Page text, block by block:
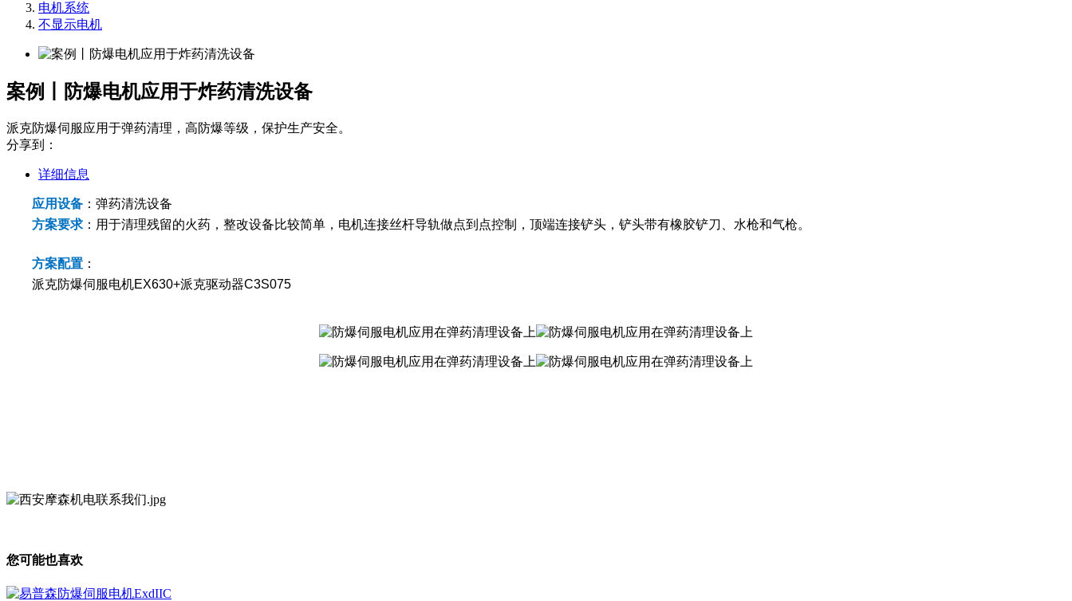
电机系统
不显示电机
案例丨防爆电机应用于炸药清洗设备
派克防爆伺服应用于弹药清理，高防爆等级，保护生产安全。
分享到：
详细信息
应用设备 ：弹药清洗设备
方案要求 ：用于清理残留的火药，整改设备比较简单，电机连接丝杆导轨做点到点控制，顶端连接铲头，铲头带有橡胶铲刀、水枪和气枪。
方案配置 ：
派克防爆伺服电机EX630+派克驱动器C3S075
您可能也喜欢